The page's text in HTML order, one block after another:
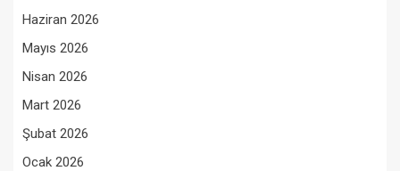
Haziran 2026
Mayıs 2026
Nisan 2026
Mart 2026
Şubat 2026
Ocak 2026